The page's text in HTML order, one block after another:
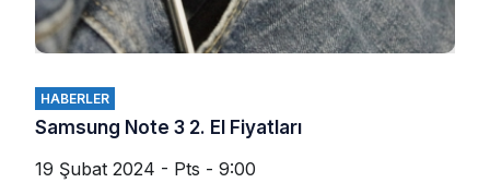
HABERLER
Samsung Note 3 2. El Fiyatları
19 Şubat 2024 - Pts - 9:00